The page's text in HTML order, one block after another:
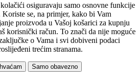
osiguravaju samo osnovne funkcije
Koriste se, na primjer, kako bi Vam
proizvoda u Vašoj košarici za kupnju
korisnički račun. To znači da nije moguće
o Vama i svi dobiveni podaci
trećim stranama.
Samo obavezno